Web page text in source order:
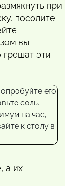
при
посолите
вы
грешат эти
а их